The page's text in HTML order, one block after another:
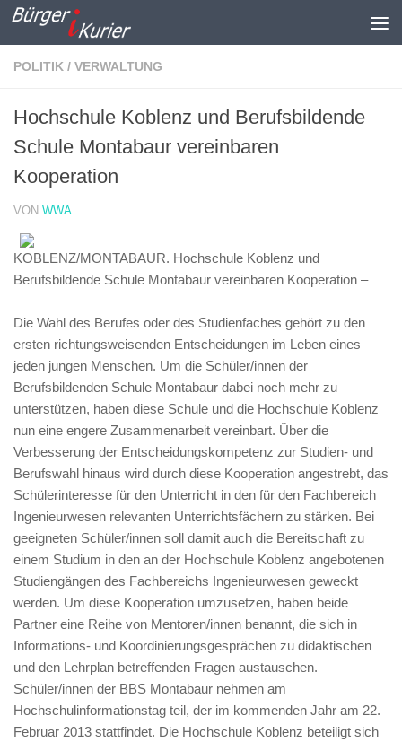
Zum Inhalt springen
POLITIK / VERWALTUNG
Hochschule Koblenz und Berufsbildende
Schule Montabaur vereinbaren
Kooperation
VON WWA
KOBLENZ/MONTABAUR. Hochschule Koblenz und
Berufsbildende Schule Montabaur vereinbaren Kooperation –
Die Wahl des Berufes oder des Studienfaches gehört zu den
ersten richtungsweisenden Entscheidungen im Leben eines
jeden jungen Menschen. Um die Schüler/innen der
Berufsbildenden Schule Montabaur dabei noch mehr zu
unterstützen, haben diese Schule und die Hochschule Koblenz
nun eine engere Zusammenarbeit vereinbart. Über die
Verbesserung der Entscheidungskompetenz zur Studien- und
Berufswahl hinaus wird durch diese Kooperation angestrebt, das
Schülerinteresse für den Unterricht in den für den Fachbereich
Ingenieurwesen relevanten Unterrichtsfächern zu stärken. Bei
geeigneten Schüler/innen soll damit auch die Bereitschaft zu
einem Studium in den an der Hochschule Koblenz angebotenen
Studiengängen des Fachbereichs Ingenieurwesen geweckt
werden. Um diese Kooperation umzusetzen, haben beide
Partner eine Reihe von Mentoren/innen benannt, die sich in
Informations- und Koordinierungsgesprächen zu didaktischen
und den Lehrplan betreffenden Fragen austauschen.
Schüler/innen der BBS Montabaur nehmen am
Hochschulinformationstag teil, der im kommenden Jahr am 22.
Februar 2013 stattfindet. Die Hochschule Koblenz beteiligt sich